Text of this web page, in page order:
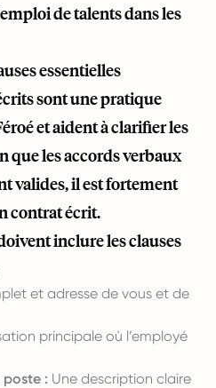
de talents dans les
essentielles
sont une pratique
et aident à clarifier les
que les accords verbaux
valides, il est fortement
contrat écrit.
inclure les clauses
et adresse de vous et de
principale où l’employé
: Une description claire